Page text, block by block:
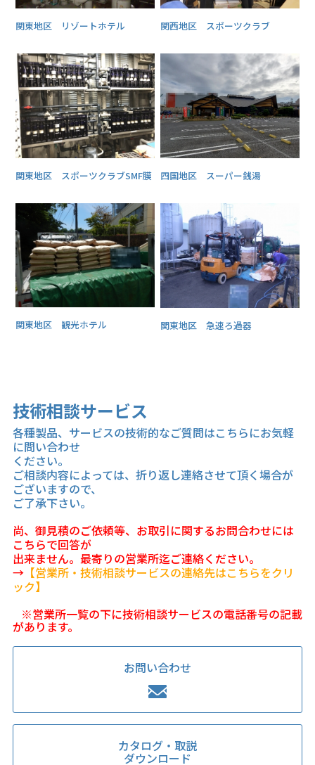
関東地区 リゾートホテル 関西地区 スポーツクラブ
関東地区 スポーツクラブSMF膜 四国地区 スーパー銭湯
関東地区 観光ホテル 関東地区 急速ろ過器
技術相談サービス
各種製品、サービスの技術的なご質問はこちらにお気軽
に問い合わせ
ください。
ご相談内容によっては、折り返し連絡させて頂く場合が
ございますので、
ご了承下さい。
尚、御見積のご依頼等、お取引に関するお問合わせには
こちらで回答が
出来ません。最寄りの営業所迄ご連絡ください。
→【営業所・技術相談サービスの連絡先はこちらをクリ
ック】
※営業所一覧の下に技術相談サービスの電話番号の記載
があります。
お問い合わせ
カタログ・取説
ダウンロード